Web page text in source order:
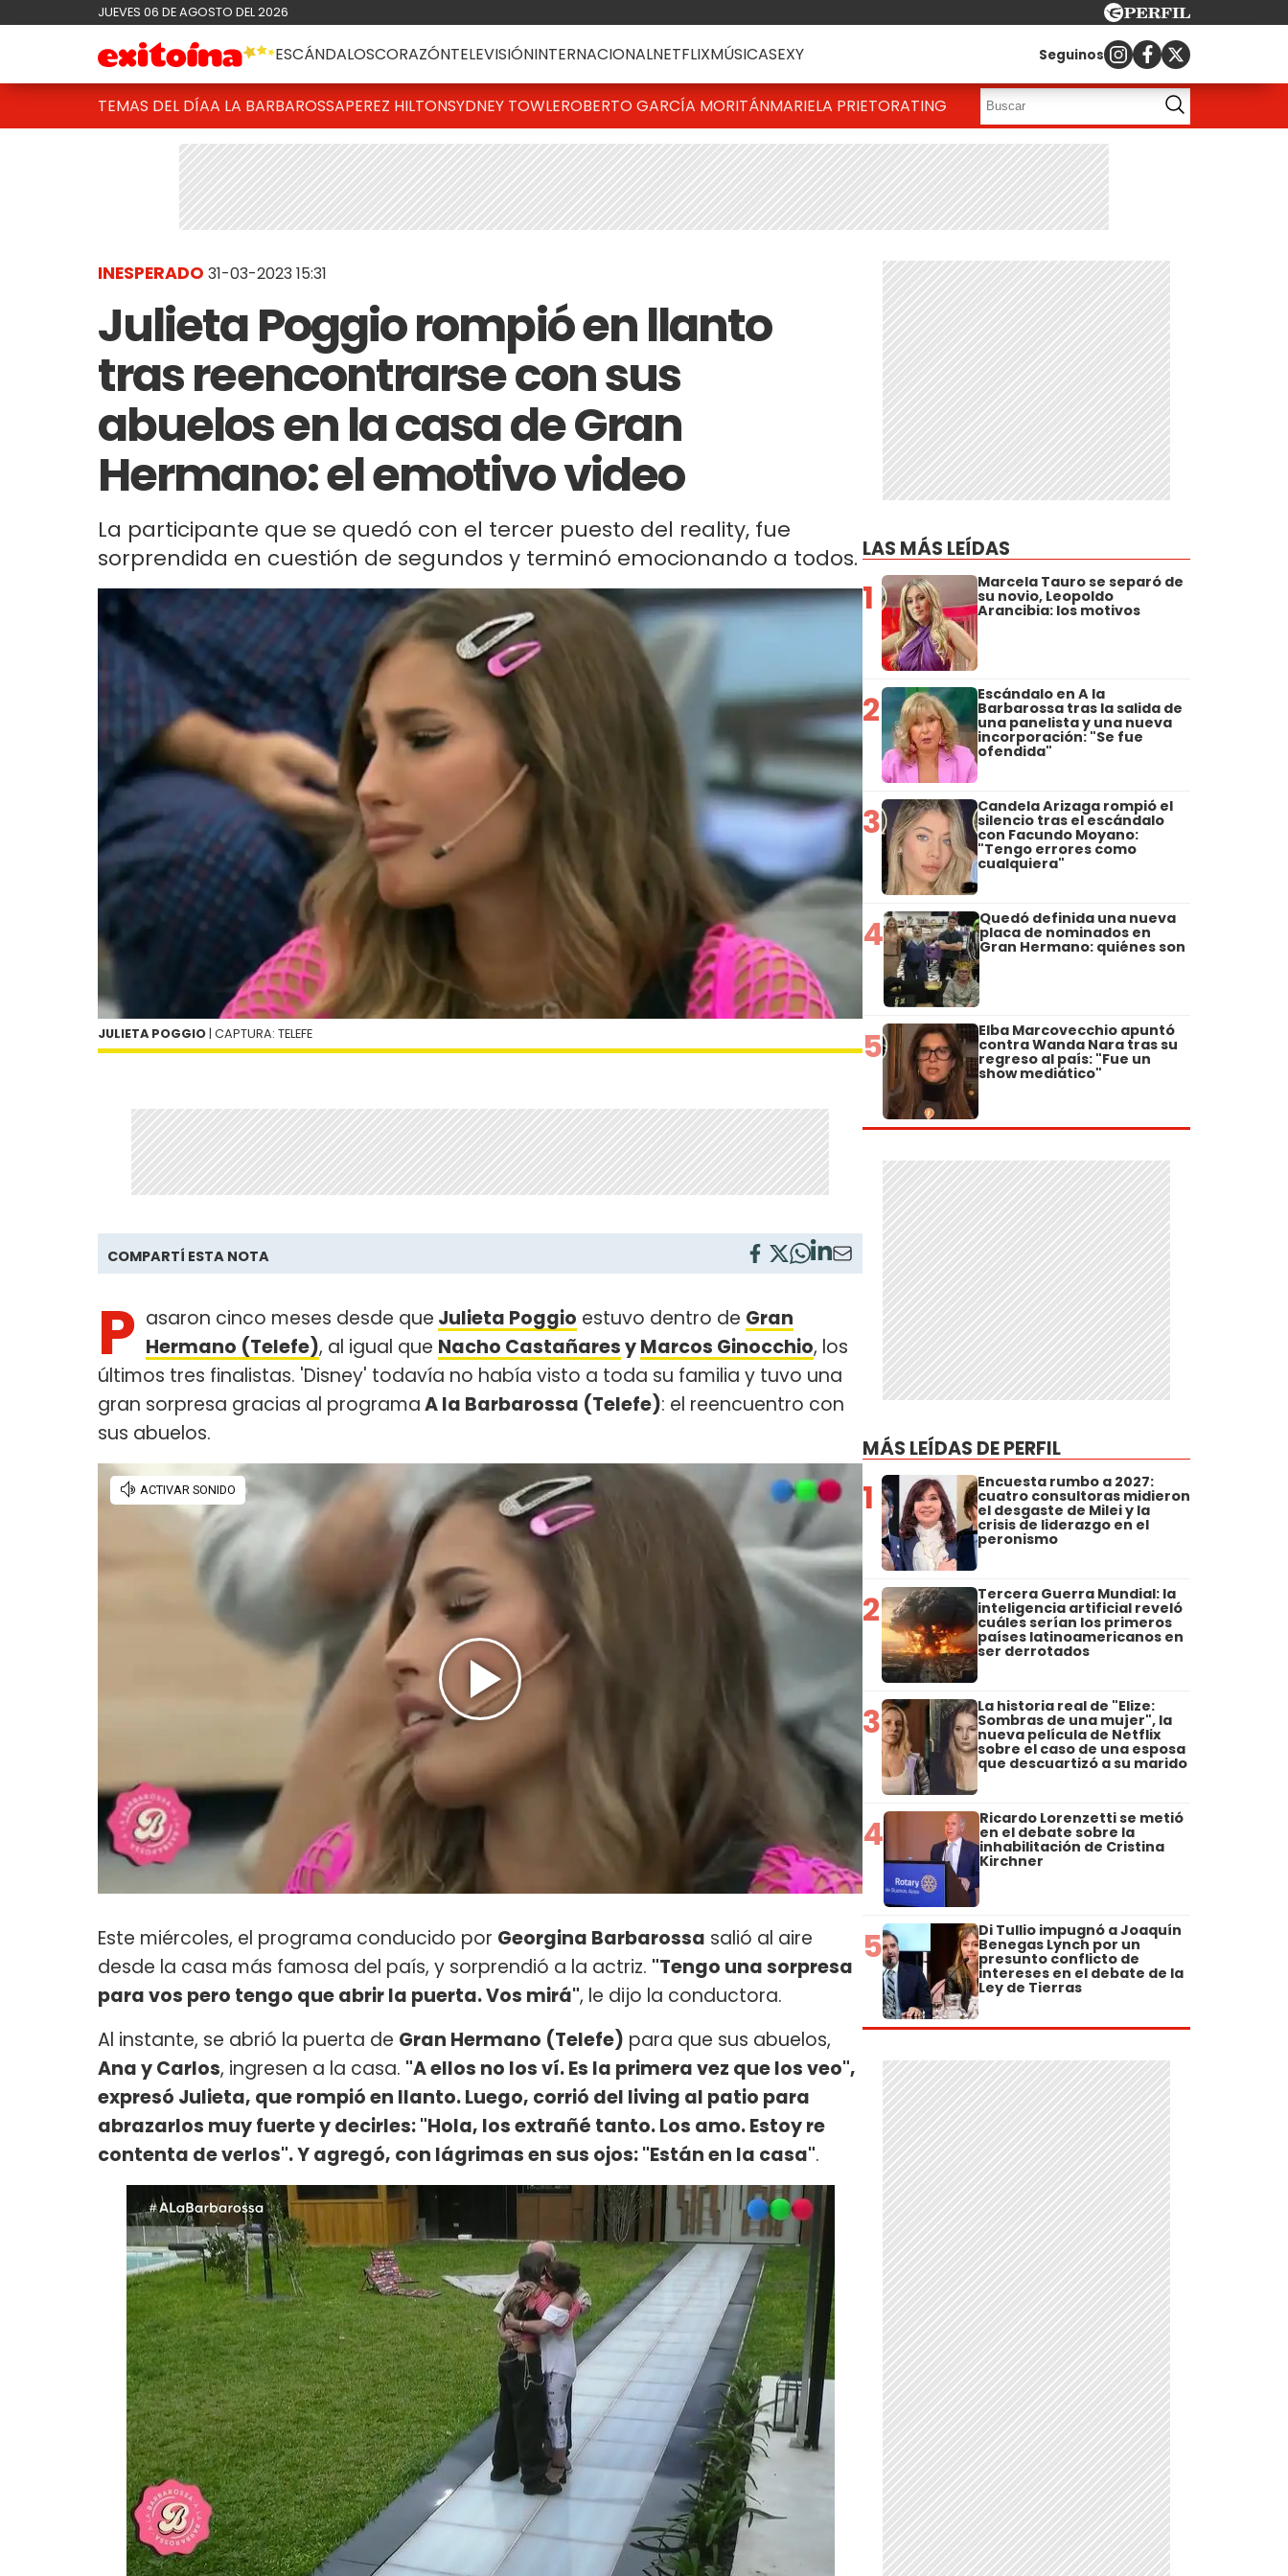
JUEVES 06 DE AGOSTO DEL 2026
ESCÁNDALOSCORAZÓNTELEVISIÓNINTERNACIONALNETFLIXMÚSICASEXY Seguinos
TEMAS DEL DÍAA LA BARBAROSSAPEREZ HILTONSYDNEY TOWLEROBERTO GARCÍA MORITÁNMARIELA PRIETORATING
INESPERADO 31-03-2023 15:31
Julieta Poggio rompió en llanto
tras reencontrarse con sus
abuelos en la casa de Gran
Hermano: el emotivo video
La participante que se quedó con el tercer puesto del reality, fue
sorprendida en cuestión de segundos y terminó emocionando a todos.
JULIETA POGGIO | CAPTURA: TELEFE
COMPARTÍ ESTA NOTA
P asaron cinco meses desde que Julieta Poggio estuvo dentro de Gran
Hermano (Telefe), al igual que Nacho CastañaresyMarcos Ginocchio, los
últimos tres finalistas. 'Disney' todavía no había visto a toda su familia y tuvo una
gran sorpresa gracias al programaA la Barbarossa (Telefe): el reencuentro con
sus abuelos.
Este miércoles, el programa conducido por Georgina Barbarossa salió al aire
desde la casa más famosa del país, y sorprendió a la actriz. "Tengo una sorpresa
para vos pero tengo que abrir la puerta. Vos mirá", le dijo la conductora.
Al instante, se abrió la puerta de Gran Hermano (Telefe) para que sus abuelos,
Ana y Carlos, ingresen a la casa. "A ellos no los ví. Es la primera vez que los veo",
expresó Julieta, que rompió en llanto. Luego, corrió del living al patio para
abrazarlos muy fuerte y decirles: "Hola, los extrañé tanto. Los amo. Estoy re
contenta de verlos". Y agregó, con lágrimas en sus ojos: "Están en la casa".
LAS MÁS LEÍDAS
1 Marcela Tauro se separó de
su novio, Leopoldo
Arancibia: los motivos
2 Escándalo en A la
Barbarossa tras la salida de
una panelista y una nueva
incorporación: "Se fue
ofendida"
3 Candela Arizaga rompió el
silencio tras el escándalo
con Facundo Moyano:
"Tengo errores como
cualquiera"
4 Quedó definida una nueva
placa de nominados en
Gran Hermano: quiénes son
5 Elba Marcovecchio apuntó
contra Wanda Nara tras su
regreso al país: "Fue un
show mediático"
MÁS LEÍDAS DE PERFIL
1 Encuesta rumbo a 2027:
cuatro consultoras midieron
el desgaste de Milei y la
crisis de liderazgo en el
peronismo
2 Tercera Guerra Mundial: la
inteligencia artificial reveló
cuáles serían los primeros
países latinoamericanos en
ser derrotados
3 La historia real de "Elize:
Sombras de una mujer", la
nueva película de Netflix
sobre el caso de una esposa
que descuartizó a su marido
4 Ricardo Lorenzetti se metió
en el debate sobre la
inhabilitación de Cristina
Kirchner
5 Di Tullio impugnó a Joaquín
Benegas Lynch por un
presunto conflicto de
intereses en el debate de la
Ley de Tierras